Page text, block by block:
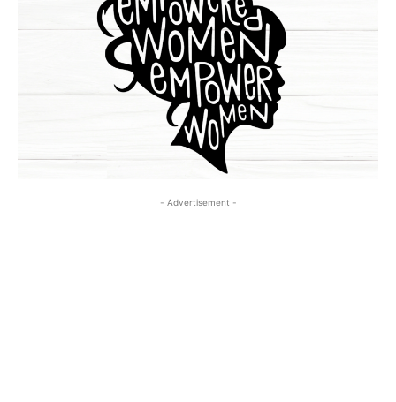
- Advertisement -